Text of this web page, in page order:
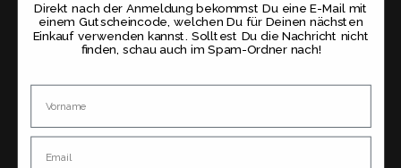
Direkt nach der Anmeldung bekommst Du eine E-Mail mit
einem Gutscheincode, welchen Du für Deinen nächsten
Einkauf verwenden kannst. Solltest Du die Nachricht nicht
finden, schau auch im Spam-Ordner nach!